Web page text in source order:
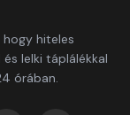
hogy hiteles
lelki táplálékkal
órában.